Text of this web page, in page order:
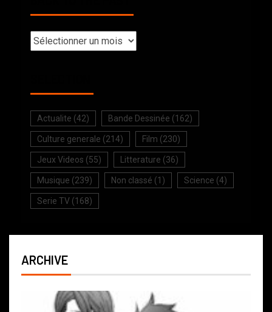
Actualite (42) Bande Dessinée (162)
Culture generale (214) Film (230)
Jeux Videos (55) Litterature (36)
Musique (239) Non classé (1) Science (4)
Serie TV (168)
ARCHIVE